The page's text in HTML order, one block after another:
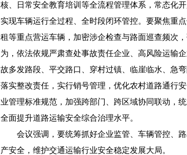
核、日常安全教育培训等全流程管理体系，常态化
实现车辆运行全过程、全时段闭环管控。要聚焦重
租等重点营运车辆，加密涉企检查与路面巡查频次
为，依法依规严肃查处事故责任企业、高风险运输
故多发路段、平交路口、穿村过镇、临崖临水、急
落实整改责任，实行销号管理，优化农村道路通行
业管理标准规范，加强跨部门、跨区域协同联动，
全面提升道路运输安全综合治理水平。
会议强调，要统筹抓好企业监管、车辆管控、
产安全，维护交通运输行业安全稳定发展大局。